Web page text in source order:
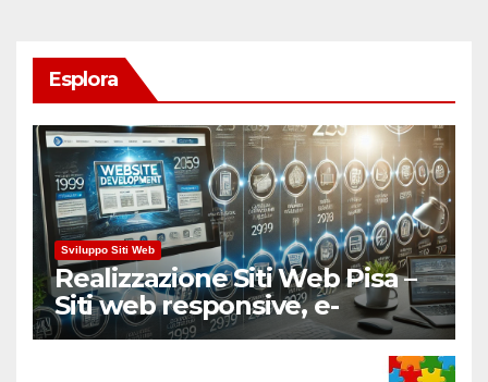
Esplora
Sviluppo Siti Web
Realizzazione Siti Web Pisa –
Siti web responsive, e-
Commerce